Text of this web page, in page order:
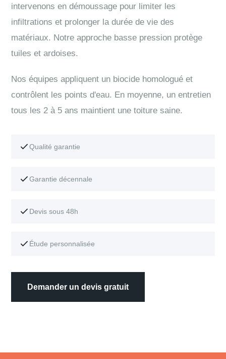
intervenons en démoussage pour limiter les
infiltrations et prolonger la durée de vie des
matériaux. Notre approche basse pression protège
tuiles et ardoises.
Nos équipes appliquent un biocide homologué et
contrôlent les points d'eau. En moyenne, un entretien
tous les 2 à 5 ans maintient une toiture saine.
Qualité garantie
Garantie décennale
Devis sous 48h
Étude personnalisée
Demander un devis gratuit